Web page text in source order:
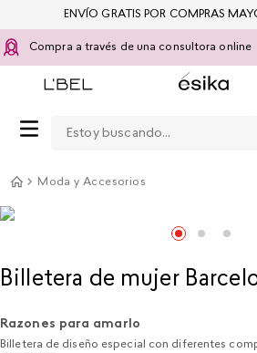
Compra a través de una consultora online
ENVÍO GRATIS POR COMPRAS
Moda y Accesorios
Billetera de mujer
Razones para amarlo
Billetera de diseño especial con diferentes